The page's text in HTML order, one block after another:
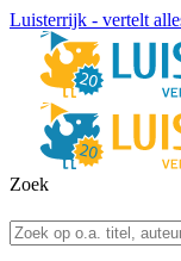
Luisterrijk - vertelt
Zoek